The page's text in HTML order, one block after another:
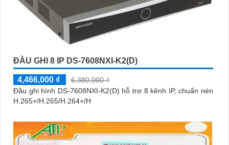
ĐẦU GHI 8 IP DS-7608NXI-K2(D)
4,466,000 ₫
6,380,000 ₫
Đầu ghi hình DS-7608NXI-K2(D) hỗ trợ 8 kênh IP, chuẩn nén
H.265+/H.265/H.264+/H